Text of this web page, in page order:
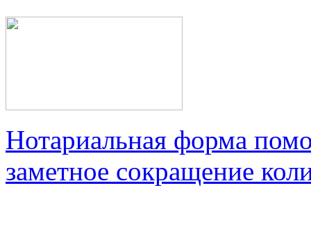
Нотариальная форма
заметное сокращение